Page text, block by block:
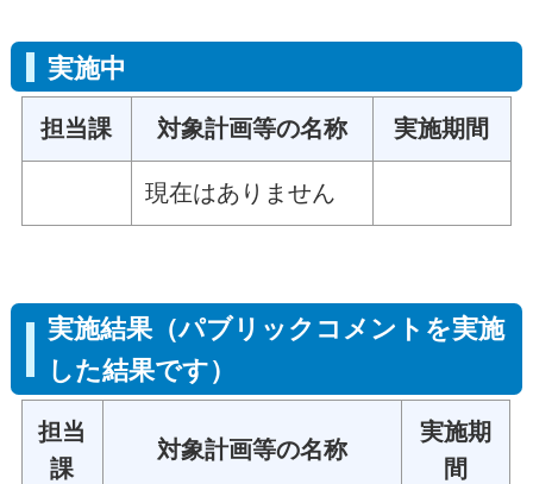
実施中
担当課 対象計画等の名称 実施期間
現在はありません
実施結果（パブリックコメントを実施
した結果です）
担当
課
対象計画等の名称
実施期
間